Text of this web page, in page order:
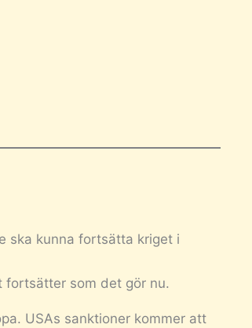
ska kunna fortsätta kriget i
fortsätter som det gör nu.
USAs sanktioner kommer att